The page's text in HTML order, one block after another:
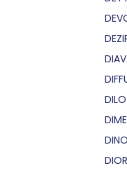
DILO
DINO
DIOR